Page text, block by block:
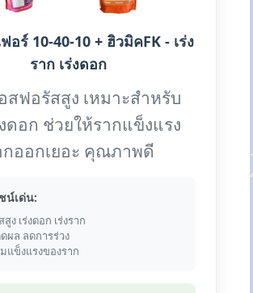
อร์ 10-40-10 + ฮิวมิคFK - เร่ง
ราก เร่งดอก
สฟอรัสสูง เหมาะสำหรับ
ดอก ช่วยให้รากแข็งแรง
ออกเยอะ คุณภาพดี
น์เด่น:
ง เร่งดอก เร่งราก
ผล ลดการร่วง
แข็งแรงของราก